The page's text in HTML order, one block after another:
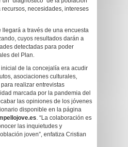
necesidades, intereses
llegará a través de una encuesta
cuyos resultados darán a
detectadas para poder
del Plan.
de la concejalía era acudir
asociaciones culturales,
realizar entrevistas
marcada por la pandemia del
las opiniones de los jóvenes
disponible en la página
. “La colaboración es
las inquietudes y
joven”, enfatiza Cristian